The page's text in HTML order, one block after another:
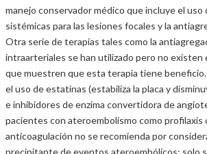
manejo conservador médico que incluye el uso
sistémicas para las lesiones focales y la
Otra serie de terapias tales como la
intraarteriales se han utilizado pero no existen
que muestren que esta terapia tiene
el uso de estatinas (estabiliza la placa y
e inhibidores de enzima convertidora de
pacientes con ateroembolismo como profilaxis
anticoagulación no se recomienda por
precipitante de eventos ateroembólicos; solo